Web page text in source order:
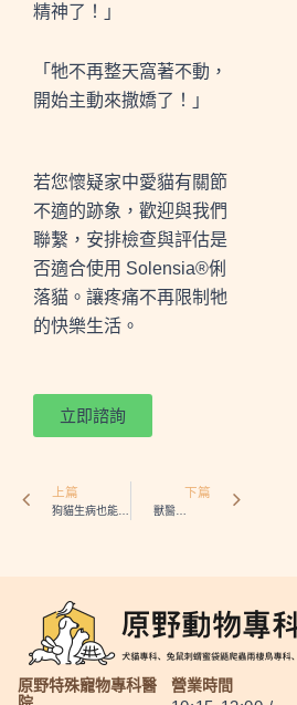
精神了！」
「牠不再整天窩著不動，
開始主動來撒嬌了！」
若您懷疑家中愛貓有關節
不適的跡象，歡迎與我們
聯繫，安排檢查與評估是
否適合使用 Solensia®俐
落貓。讓疼痛不再限制牠
的快樂生活。
立即諮詢
上篇 下篇
原野特殊寵物專科醫
營業時間